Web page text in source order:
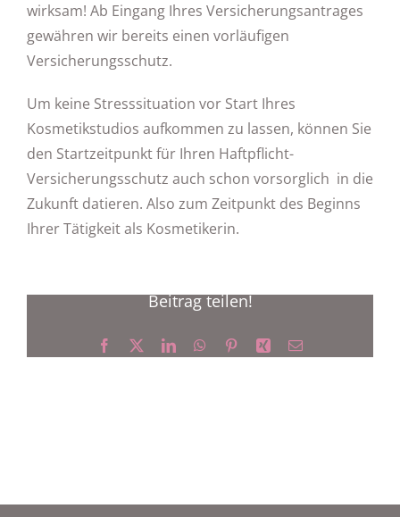
wirksam! Ab Eingang Ihres Versicherungsantrages
gewähren wir bereits einen vorläufigen
Versicherungsschutz.
Um keine Stresssituation vor Start Ihres
Kosmetikstudios aufkommen zu lassen, können Sie
den Startzeitpunkt für Ihren Haftpflicht-
Versicherungsschutz auch schon vorsorglich in die
Zukunft datieren. Also zum Zeitpunkt des Beginns
Ihrer Tätigkeit als Kosmetikerin.
Beitrag teilen!
Facebook LinkedInWhatsApp
PinterestXing E-
Mail